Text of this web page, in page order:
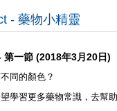
- 藥物小精靈
第一節 (2018年3月20日)
同的顏色？
學習更多藥物常識，去幫